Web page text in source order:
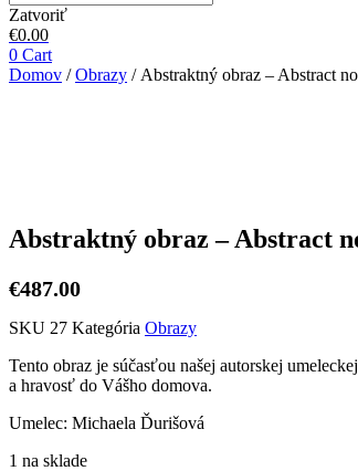
Zatvoriť
€0.00
0 Cart
Domov /Obrazy / Abstraktný obraz – Abstract
Abstraktný obraz – Abstract
€487.00
SKU 27 Kategória Obrazy
Tento obraz je súčasťou našej autorskej
a hravosť do Vášho domova.
Umelec: Michaela Ďurišová
1 na sklade